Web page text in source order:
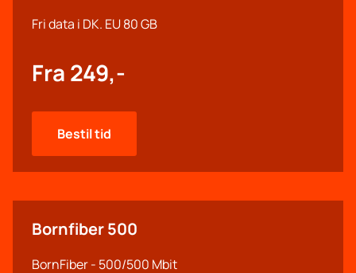
Fri data i DK. EU 80 GB
Fra 249,-
Bestil tid
Bornfiber 500
BornFiber - 500/500 Mbit